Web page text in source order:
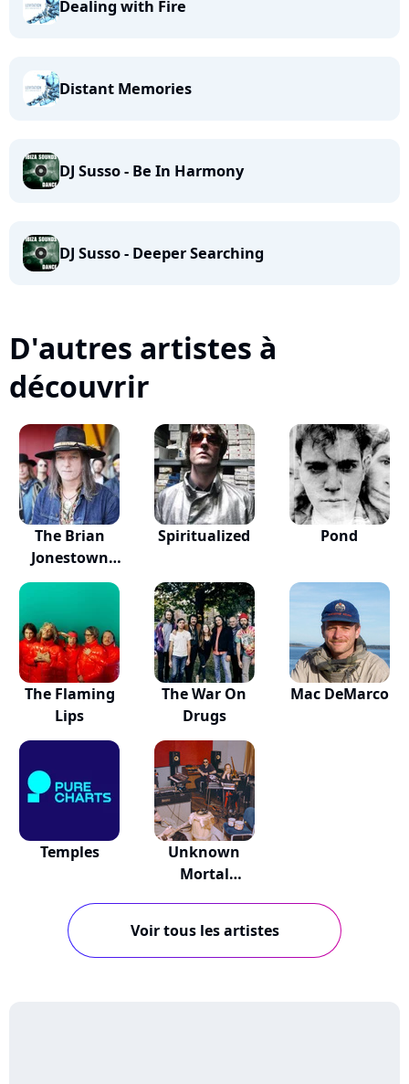
Dealing with Fire
Distant Memories
DJ Susso - Be In Harmony
DJ Susso - Deeper Searching
D'autres artistes à
découvrir
The Brian
Jonestown
Massacre
Spiritualized Pond
The Flaming
Lips
The War On
Drugs
Mac DeMarco
Temples
Unknown
Mortal
Voir tous les artistes